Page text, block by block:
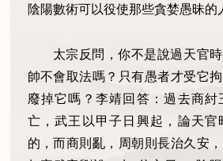
陰陽數術可以役使那些貪婪愚昧的
太宗反問，你不是說過天官
帥不會取法嗎？只有愚者才受它
廢掉它嗎？李靖回答：過去商紂
亡，武王以甲子日興起，論天官
的，而商則亂，周朝則長治久安